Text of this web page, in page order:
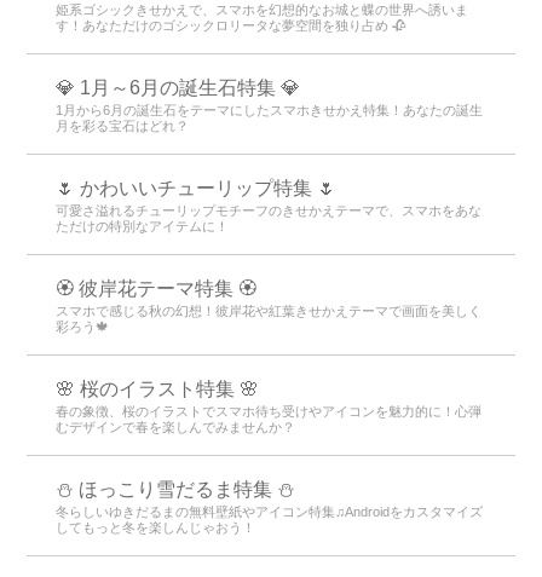
姫系ゴシックきせかえで、スマホを幻想的なお城と蝶の世界へ誘いま
す！あなただけのゴシックロリータな夢空間を独り占め 🥀
💎 1月～6月の誕生石特集 💎
1月から6月の誕生石をテーマにしたスマホきせかえ特集！あなたの誕生
月を彩る宝石はどれ？
🌷 かわいいチューリップ特集 🌷
可愛さ溢れるチューリップモチーフのきせかえテーマで、スマホをあな
ただけの特別なアイテムに！
🏵 彼岸花テーマ特集 🏵
スマホで感じる秋の幻想！彼岸花や紅葉きせかえテーマで画面を美しく
彩ろう🍁
🌸 桜のイラスト特集 🌸
春の象徴、桜のイラストでスマホ待ち受けやアイコンを魅力的に！心弾
むデザインで春を楽しんでみませんか？
⛄ ほっこり雪だるま特集 ⛄
冬らしいゆきだるまの無料壁紙やアイコン特集♫Androidをカスタマイズ
してもっと冬を楽しんじゃおう！